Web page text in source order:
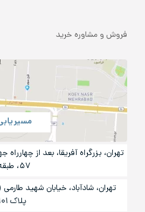
فروش و مشاوره خرید
تهران، بزرگراه آفریقا، بعد از
۵۷، طبقه ۱
پلاک ۱۰۱